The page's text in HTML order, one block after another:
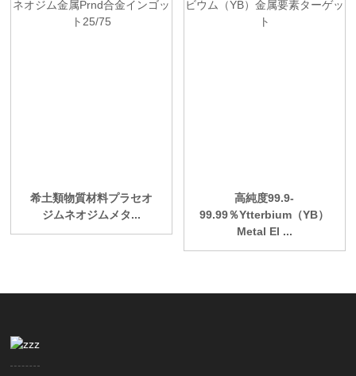
希土類物質材料プラセオ
ジムネオジムメタ...
高純度99.9-
99.99％Ytterbium（YB）
Metal El ...